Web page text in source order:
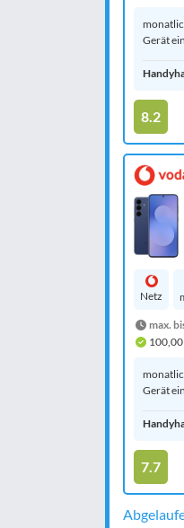
Gerät
8.2
Netz
max.
Gerät
7.7